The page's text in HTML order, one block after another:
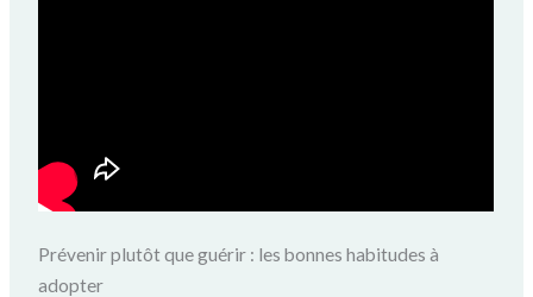
Prévenir plutôt que guérir : les bonnes habitudes à
adopter